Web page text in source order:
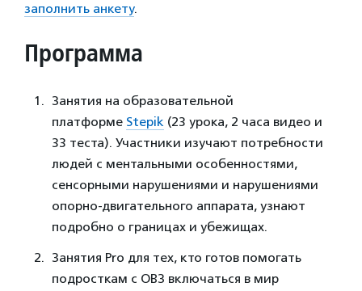
заполнить анкету.
Программа
Занятия на образовательной
платформе Stepik (23 урока, 2 часа видео и
33 теста). Участники изучают потребности
людей с ментальными особенностями,
сенсорными нарушениями и нарушениями
опорно-двигательного аппарата, узнают
подробно о границах и убежищах.
Занятия Pro для тех, кто готов помогать
подросткам с ОВЗ включаться в мир